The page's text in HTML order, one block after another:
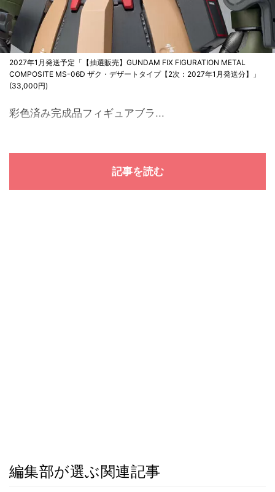
2027年1月発送予定「【抽選販売】GUNDAM FIX FIGURATION METAL
COMPOSITE MS-06D ザク・デザートタイプ【2次：2027年1月発送分】」
(33,000円)
彩色済み完成品フィギュアブラ...
記事を読む
編集部が選ぶ関連記事